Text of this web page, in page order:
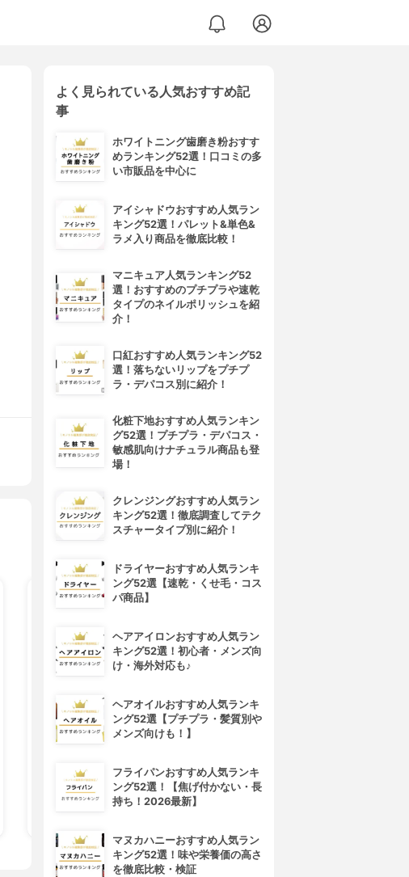
4位
サラダチキンメーカー PR-
SK023
3.63 (1)
卓上IH調理器 KZ-PH33
よく見られている人気おすすめ記
事
ホワイトニング歯磨き粉おすす
めランキング52選！口コミの多
い市販品を中心に
アイシャドウおすすめ人気ラン
キング52選！パレット&単色&
ラメ入り商品を徹底比較！
マニキュア人気ランキング52
選！おすすめのプチプラや速乾
タイプのネイルポリッシュを紹
介！
口紅おすすめ人気ランキング52
選！落ちないリップをプチプ
ラ・デパコス別に紹介！
化粧下地おすすめ人気ランキン
グ52選！プチプラ・デパコス・
敏感肌向けナチュラル商品も登
場！
クレンジングおすすめ人気ラン
キング52選！徹底調査してテク
スチャータイプ別に紹介！
ドライヤーおすすめ人気ランキ
ング52選【速乾・くせ毛・コス
パ商品】
ヘアアイロンおすすめ人気ラン
キング52選！初心者・メンズ向
け・海外対応も♪
ヘアオイルおすすめ人気ランキ
ング52選【プチプラ・髪質別や
メンズ向けも！】
フライパンおすすめ人気ランキ
ング52選！【焦げ付かない・長
持ち！2026最新】
マヌカハニーおすすめ人気ラン
キング52選！味や栄養価の高さ
を徹底比較・検証